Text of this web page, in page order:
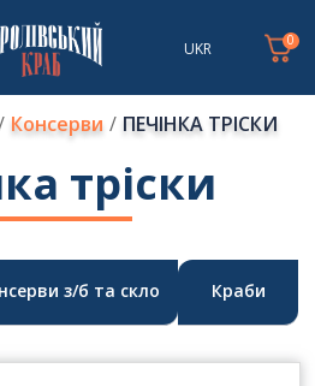
UKR 0
Консерви ПЕЧІНКА ТРІСКИ
тріски
з/б та скло Краби